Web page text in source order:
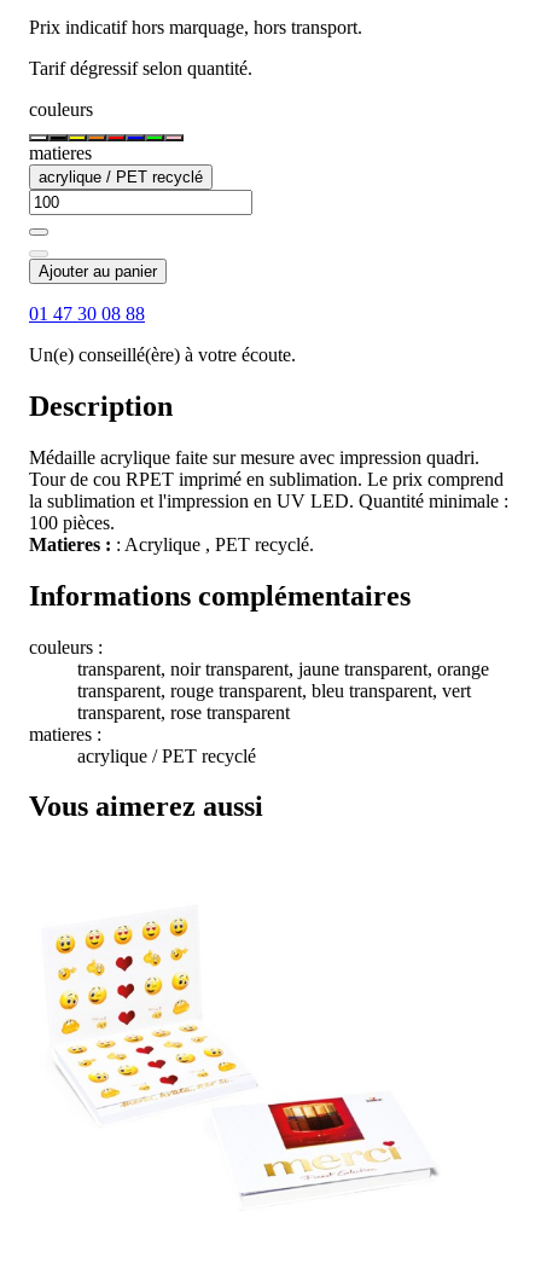
Prix indicatif hors marquage, hors transport.
Tarif dégressif selon quantité.
couleurs
matieres
acrylique / PET recyclé
Ajouter au panier
01 47 30 08 88
Un(e) conseillé(ère) à votre écoute.
Description
Médaille acrylique faite sur mesure avec impression quadri.
Tour de cou RPET imprimé en sublimation. Le prix comprend
la sublimation et l'impression en UV LED. Quantité minimale :
100 pièces.
Matieres : : Acrylique , PET recyclé.
Informations complémentaires
couleurs :
transparent, noir transparent, jaune transparent, orange
transparent, rouge transparent, bleu transparent, vert
transparent, rose transparent
matieres :
acrylique / PET recyclé
Vous aimerez aussi